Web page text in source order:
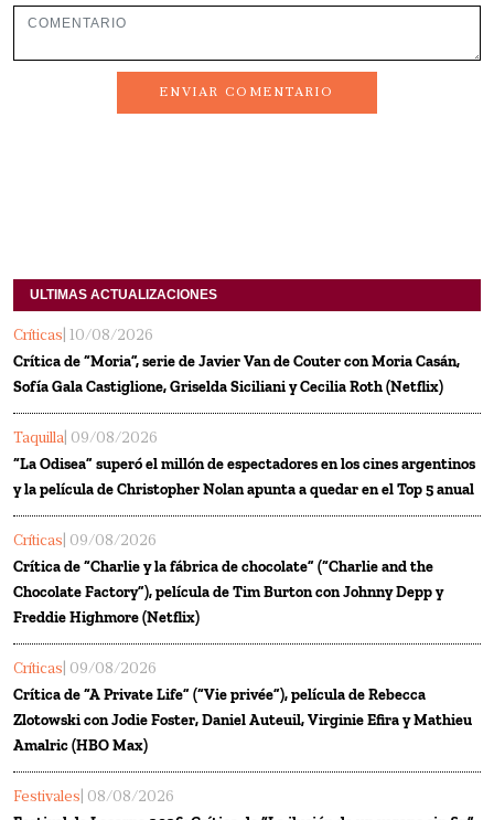
ENVIAR COMENTARIO
ULTIMAS ACTUALIZACIONES
Críticas | 10/08/2026
Crítica de “Moria”, serie de Javier Van de Couter con Moria Casán,
Sofía Gala Castiglione, Griselda Siciliani y Cecilia Roth (Netflix)
Taquilla | 09/08/2026
“La Odisea” superó el millón de espectadores en los cines argentinos
y la película de Christopher Nolan apunta a quedar en el Top 5 anual
Críticas | 09/08/2026
Crítica de “Charlie y la fábrica de chocolate” (“Charlie and the
Chocolate Factory”), película de Tim Burton con Johnny Depp y
Freddie Highmore (Netflix)
Críticas | 09/08/2026
Crítica de “A Private Life” (“Vie privée”), película de Rebecca
Zlotowski con Jodie Foster, Daniel Auteuil, Virginie Efira y Mathieu
Amalric (HBO Max)
Festivales | 08/08/2026